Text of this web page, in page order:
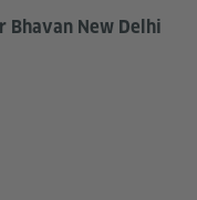
Bhavan New Delhi